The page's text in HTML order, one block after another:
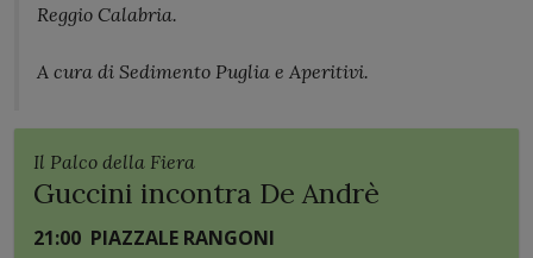
Reggio Calabria.
A cura di Sedimento Puglia e Aperitivi.
Il Palco della Fiera
Guccini incontra De Andrè
21:00 PIAZZALE RANGONI